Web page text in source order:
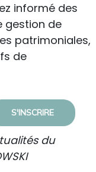
informé des
gestion de
patrimoniales,
de
du